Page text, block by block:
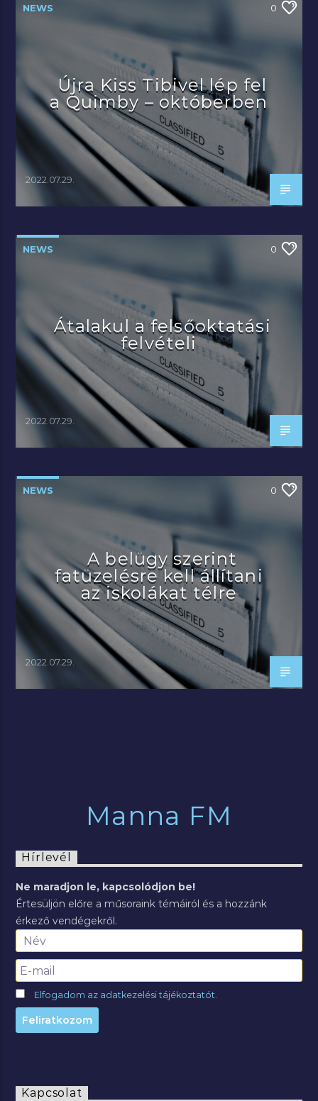
NEWS 0
Újra Kiss Tibivel lép fel
a Quimby – októberben
2022.07.29.
NEWS 0
Átalakul a felsőoktatási
felvételi
2022.07.29.
NEWS 0
A belügy szerint
fatüzelésre kell állítani
az iskolákat télre
2022.07.29.
Manna FM
Hírlevél
Ne maradjon le, kapcsolódjon be!
Értesüljön előre a műsoraink témáiról és a hozzánk
érkező vendégekről.
Elfogadom az adatkezelési tájékoztatót.
Kapcsolat